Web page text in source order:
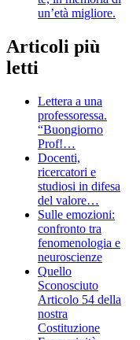
un’età migliore.
Articoli più
letti
Lettera a una
professoressa.
“Buongiorno
Prof!…
Docenti,
ricercatori e
studiosi in difesa
del valore…
Sulle emozioni:
confronto tra
fenomenologia e
neuroscienze
Quello
Sconosciuto
Articolo 54 della
nostra
Costituzione